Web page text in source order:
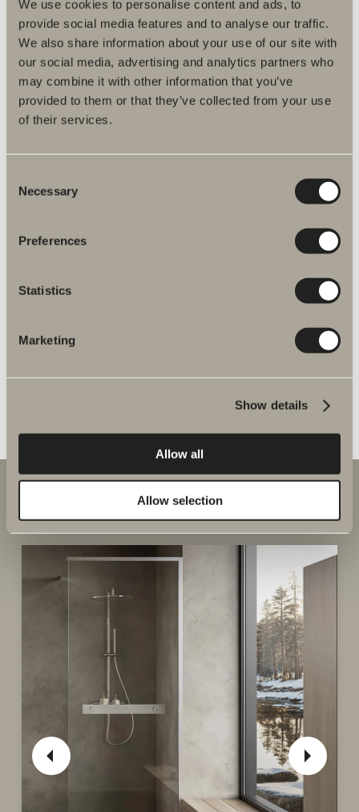
We use cookies to personalise content and ads, to
provide social media features and to analyse our traffic.
We also share information about your use of our site with
our social media, advertising and analytics partners who
may combine it with other information that you’ve
provided to them or that they’ve collected from your use
of their services.
Selection
Necessary
Preferences
Statistics
Marketing
Show details
Allow all
Allow selection